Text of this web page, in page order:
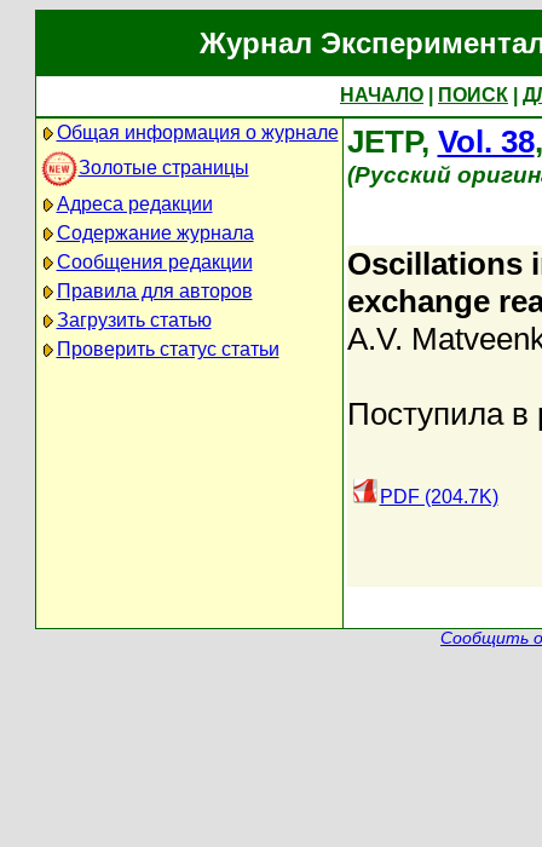
Журнал
НАЧАЛО ПОИСК
Общая информация о журнале
Золотые страницы
Адреса редакции
Содержание журнала
Сообщения редакции
Правила для авторов
Загрузить статью
Проверить статус статьи
JETP, Vol. 38
(Русский
Oscillations
exchange
A.V.
Поступила
PDF (204.7K)
Сообщить о